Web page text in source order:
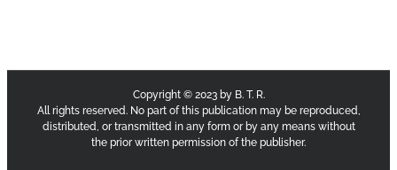
Copyright © 2023 by B. T. R.
All rights reserved. No part of this publication may be reproduced,
distributed, or transmitted in any form or by any means without
the prior written permission of the publisher.